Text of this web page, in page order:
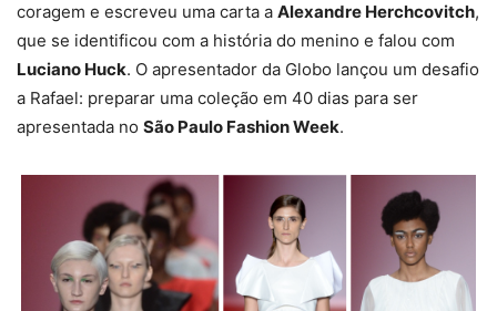
coragem e escreveu uma carta a Alexandre Herchcovitch,
que se identificou com a história do menino e falou com
Luciano Huck. O apresentador da Globo lançou um desafio
a Rafael: preparar uma coleção em 40 dias para ser
apresentada no São Paulo Fashion Week.